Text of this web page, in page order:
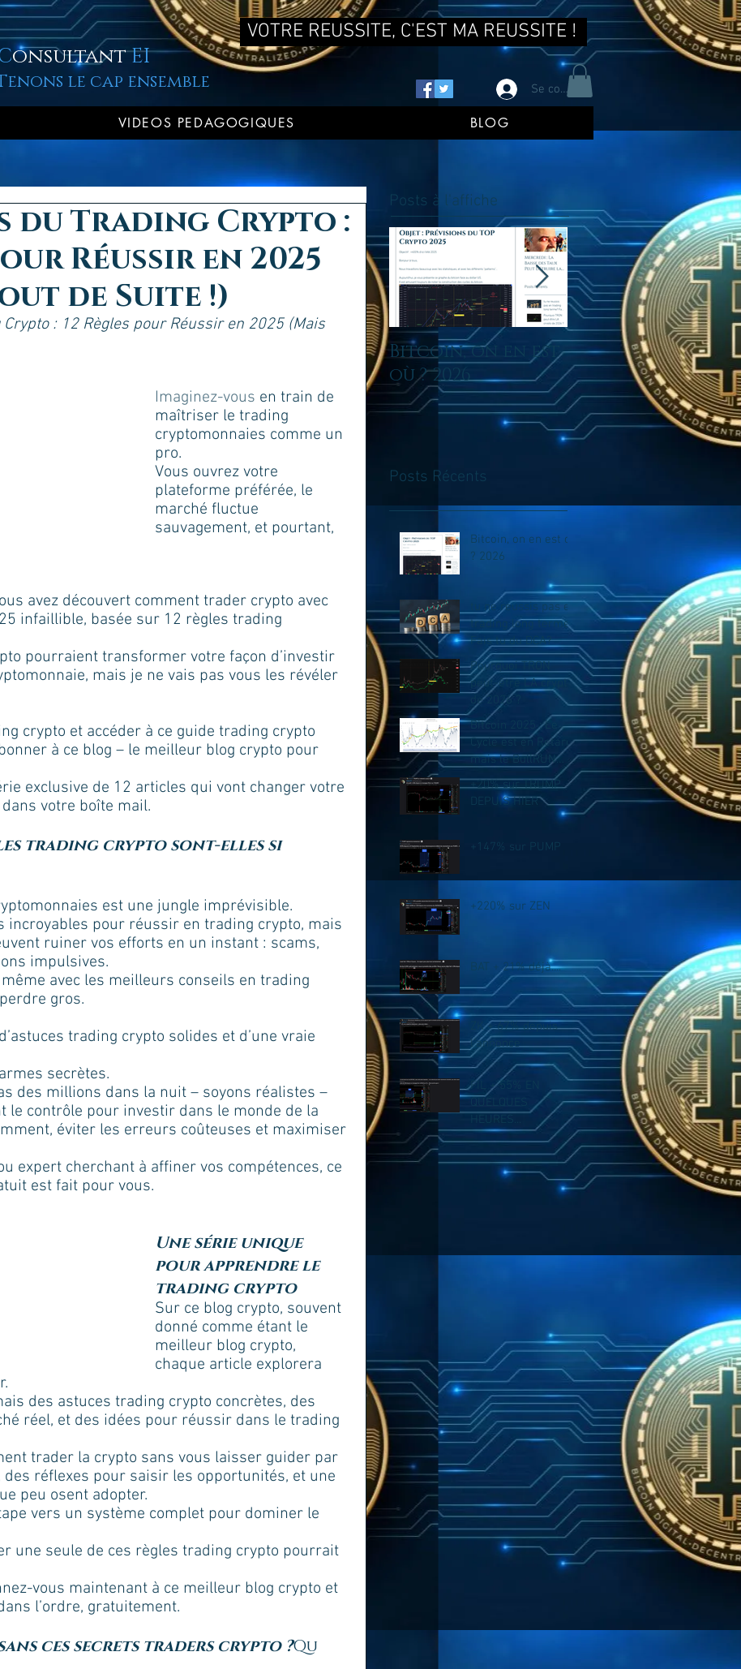
onsultantEI
VOTRE REUSSITE, C'EST MA REUSSITE !
le cap ensemble Se connecter
VIDEOS PEDAGOGIQUES BLOG
du Trading Crypto :
Réussir en 2025
de Suite !)
: 12 Règles pour Réussir en 2025 (Mais
Imaginez-vous en train de
maîtriser le trading
cryptomonnaies comme un
pro.
Vous ouvrez votre
plateforme préférée, le
marché fluctue
sauvagement, et pourtant,
avez découvert comment trader crypto avec
infaillible, basée sur 12 règles trading
pourraient transformer votre façon d’investir
mais je ne vais pas vous les révéler
crypto et accéder à ce guide trading crypto
à ce blog – le meilleur blog crypto pour
exclusive de 12 articles qui vont changer votre
votre boîte mail.
trading crypto sont-elles si
est une jungle imprévisible.
incroyables pour réussir en trading crypto, mais
ruiner vos efforts en un instant : scams,
impulsives.
avec les meilleurs conseils en trading
gros.
trading crypto solides et d’une vraie
secrètes.
des millions dans la nuit – soyons réalistes –
le contrôle pour investir dans le monde de la
éviter les erreurs coûteuses et maximiser
expert cherchant à affiner vos compétences, ce
est fait pour vous.
Une série unique
pour apprendre le
trading crypto
Sur ce blog crypto, souvent
donné comme étant le
meilleur blog crypto,
chaque article explorera
des astuces trading crypto concrètes, des
réel, et des idées pour réussir dans le trading
trader la crypto sans vous laisser guider par
réflexes pour saisir les opportunités, et une
peu osent adopter.
vers un système complet pour dominer le
une seule de ces règles trading crypto pourrait
vous maintenant à ce meilleur blog crypto et
l’ordre, gratuitement.
ces secrets traders crypto ?Qu
Posts à l'affiche
Bitcoin, on en est
où ? 2026
tu ne reussis pas
en trading long
terme? Fais tu du
DCA?
Posts Récents
Bitcoin, on en est où
? 2026
tu ne reussis pas en
trading long terme?
Fais tu du DCA?
Pourquoi TRON
peut-être LA crypto
de 2026 ?
Bitcoin 2025 : Le
Cycle est en Retard,
mais le BullRUN
n’est PAS fini !
+20% sur TRUMP
DEPUIS HIER
+147% sur PUMP
+220% sur ZEN
BAT + 21% déjà....
ZK + 67% depuis
l'annonce
FIL + 55% EN